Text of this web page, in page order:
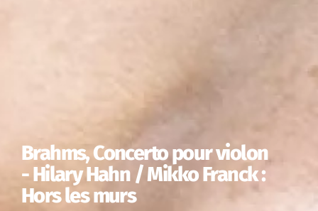
Brahms, Concerto pour violon
- Hilary Hahn / Mikko Franck :
Hors les murs